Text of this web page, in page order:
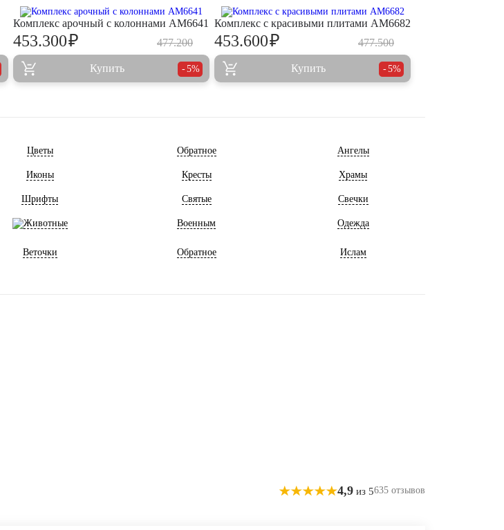
Комплекс арочный с колоннами AM6641
477.200
453.300₽
Купить 5%
Комплекс с красивыми плитами AM6682
477.500
453.600₽
Купить 5%
Цветы Обратное Ангелы
Иконы Кресты Храмы
Шрифты Святые Свечки
Животные Военным Одежда
Веточки Обратное Ислам
4,9 из 5635 отзывов